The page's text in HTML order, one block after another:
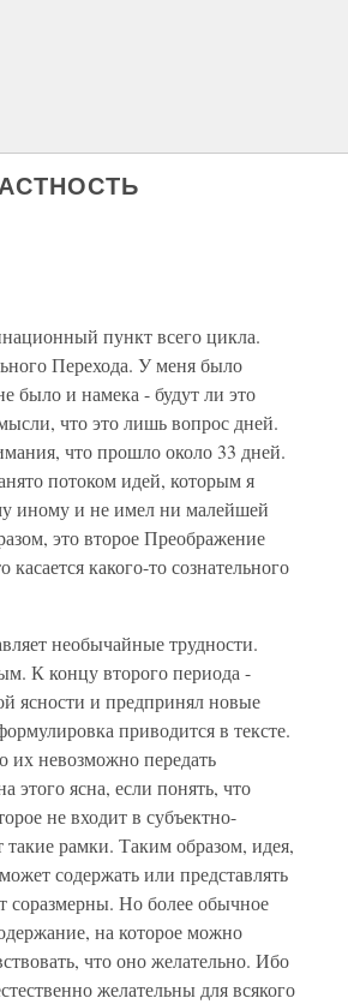
пункт всего цикла.
Перехода. У меня было
было и намека - будут ли это
что это лишь вопрос дней.
что прошло около 33 дней.
потоком идей, которым я
иному и не имел ни малейшей
это второе Преображение
какого-то сознательного
необычайные трудности.
К концу второго периода -
ясности и предпринял новые
приводится в тексте.
их невозможно передать
ясна, если понять, что
не входит в субъектно-
рамки. Таким образом, идея,
содержать или представлять
соразмерны. Но более обычное
на которое можно
что оно желательно. Ибо
желательны для всякого